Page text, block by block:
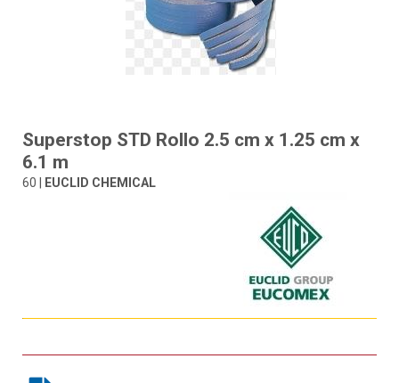
Superstop STD Rollo 2.5 cm x 1.25 cm x
6.1 m
60 | EUCLID CHEMICAL